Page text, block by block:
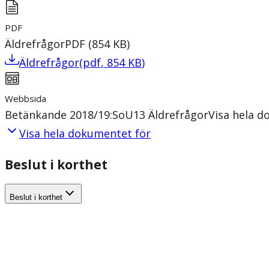
PDF
ÄldrefrågorPDF (854 KB)
Äldrefrågor(pdf, 854 KB)
Webbsida
Betänkande 2018/19:SoU13 ÄldrefrågorVisa hela
Visa hela dokumentet för
Beslut i korthet
Beslut i korthet